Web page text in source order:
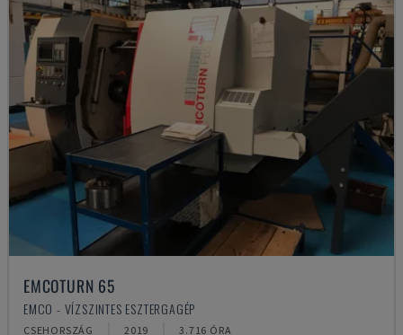
EMCOTURN 65
EMCO - VÍZSZINTES ESZTERGAGÉP
CSEHORSZÁG 2019 3.716 ÓRA